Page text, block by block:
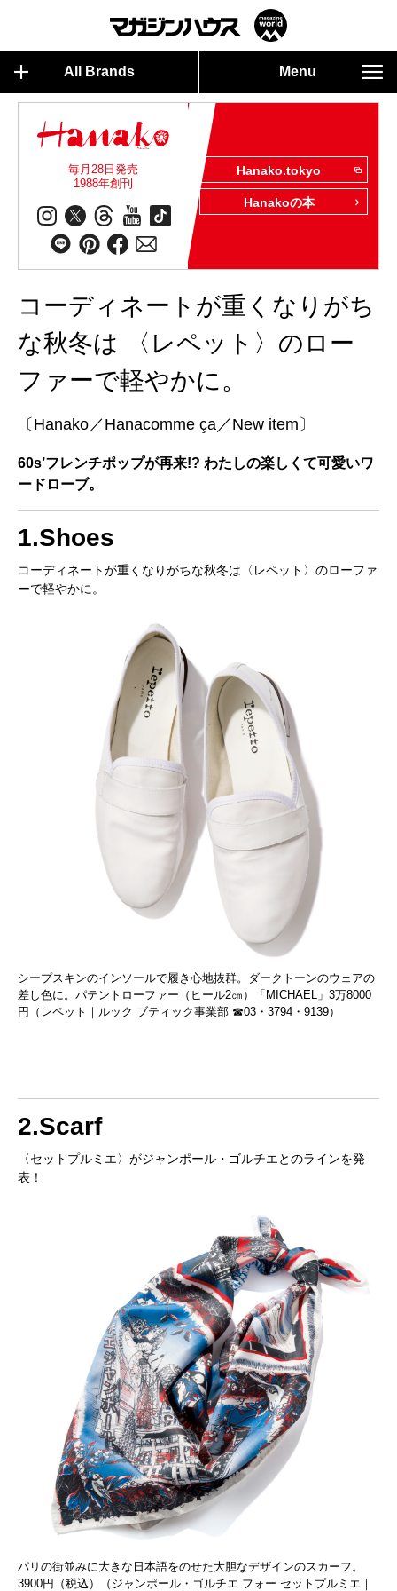
All Brands Menu
毎月28日発売
1988年創刊
Hanako.tokyo
Hanakoの本
コーディネートが重くなりがち
な秋冬は 〈レペット〉のロー
ファーで軽やかに。
〔Hanako／Hanacomme ça／New item〕
60s’フレンチポップが再来!? わたしの楽しくて可愛いワ
ードローブ。
1.Shoes
コーディネートが重くなりがちな秋冬は〈レペット〉のローファ
ーで軽やかに。
シープスキンのインソールで履き心地抜群。ダークトーンのウェアの
差し色に。パテントローファー（ヒール2㎝）「MICHAEL」3万8000
円（レペット｜ルック ブティック事業部 ☎03・3794・9139）
2.Scarf
〈セットプルミエ〉がジャンポール・ゴルチエとのラインを発
表！
パリの街並みに大きな日本語をのせた大胆なデザインのスカーフ。
3900円（税込）（ジャンポール・ゴルチエ フォー セットプルミエ｜